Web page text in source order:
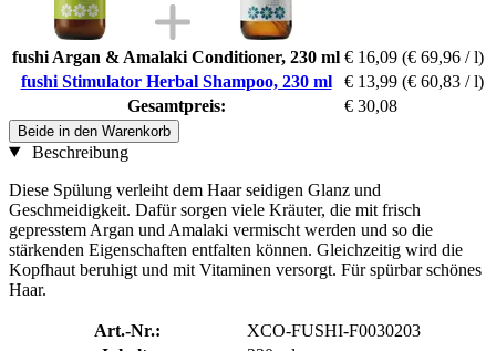
fushi Argan & Amalaki Conditioner, 230 ml € 16,09 (€ 69,96 / l)
fushi Stimulator Herbal Shampoo, 230 ml
€ 13,99 (€ 60,83 / l)
Gesamtpreis:
€ 30,08
Beide in den Warenkorb
Beschreibung
Diese Spülung verleiht dem Haar seidigen Glanz und
Geschmeidigkeit. Dafür sorgen viele Kräuter, die mit frisch
gepresstem Argan und Amalaki vermischt werden und so die
stärkenden Eigenschaften entfalten können. Gleichzeitig wird die
Kopfhaut beruhigt und mit Vitaminen versorgt. Für spürbar schönes
Haar.
Art.-Nr.:
XCO-FUSHI-F0030203